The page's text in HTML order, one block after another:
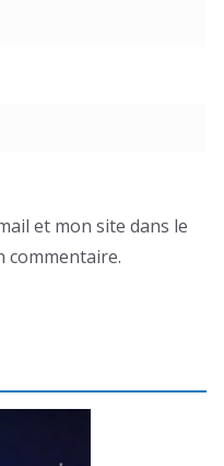
et mon site dans le
commentaire.